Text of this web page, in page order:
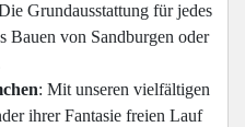
Grundausstattung für jedes
Bauen von Sandburgen oder
: Mit unseren vielfältigen
ihrer Fantasie freien Lauf